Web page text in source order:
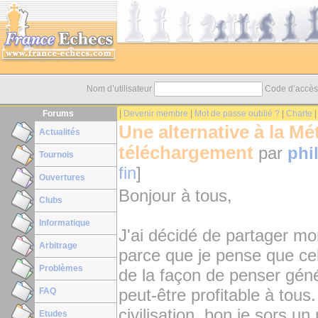
Nom d’utilisateur Code
Forums Devenir membre Mot de passe oublié ? Charte
Actualités
Tournois
Ouvertures
Clubs
Informatique
Arbitrage
Problèmes
FAQ
Etudes
Une alternative à la
téléchargement par
fin]
Bonjour à tous,
J'ai décidé de partager
parce que je pense que
de la façon de penser
peut-être profitable à